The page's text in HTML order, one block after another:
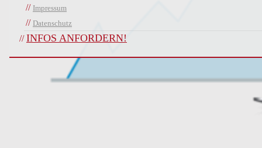
Impressum
Datenschutz
INFOS ANFORDERN!